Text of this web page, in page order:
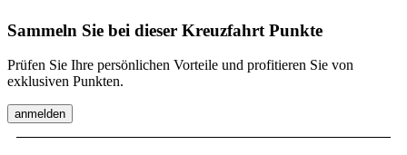
Sammeln Sie bei dieser Kreuzfahrt Punkte
Prüfen Sie Ihre persönlichen Vorteile und profitieren Sie von
exklusiven Punkten.
anmelden